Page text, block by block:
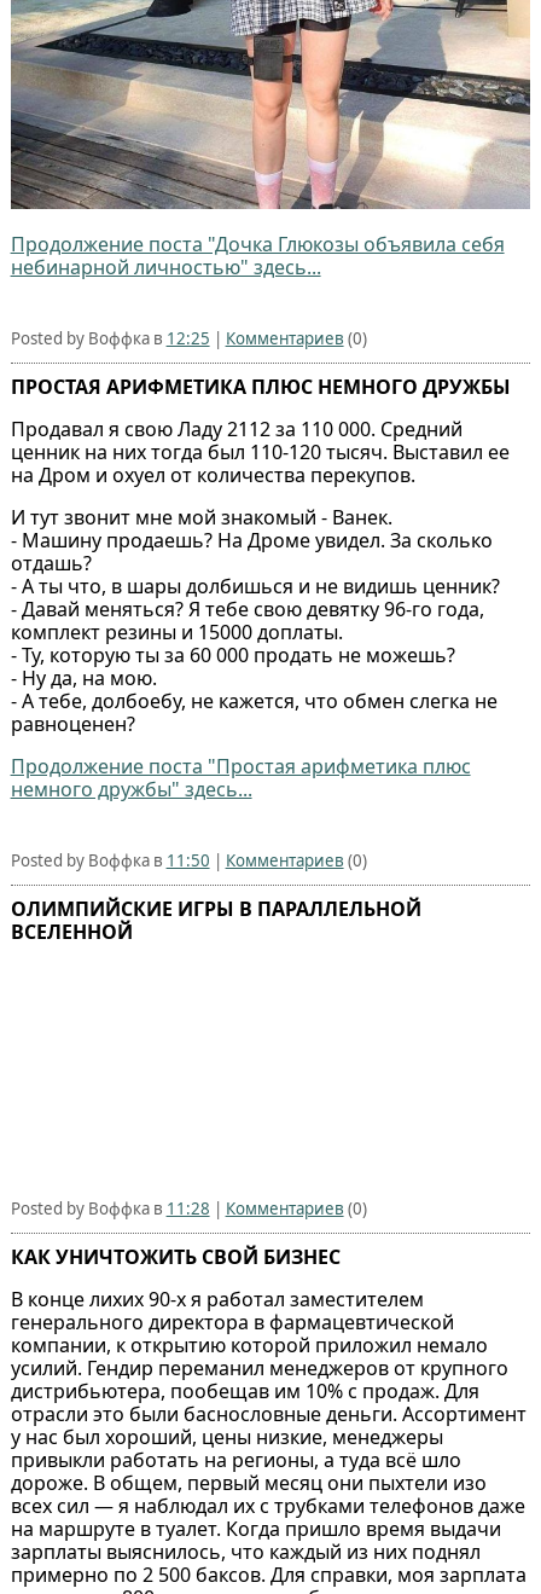
Продолжение поста "Дочка Глюкозы объявила себя
небинарной личностью" здесь...
Posted by Воффка в 12:25 | Комментариев (0)
ПРОСТАЯ АРИФМЕТИКА ПЛЮС НЕМНОГО ДРУЖБЫ
Продавал я свою Ладу 2112 за 110 000. Средний
ценник на них тогда был 110-120 тысяч. Выставил ее
на Дром и охуел от количества перекупов.
И тут звонит мне мой знакомый - Ванек.
- Машину продаешь? На Дроме увидел. За сколько
отдашь?
- А ты что, в шары долбишься и не видишь ценник?
- Давай меняться? Я тебе свою девятку 96-го года,
комплект резины и 15000 доплаты.
- Ту, которую ты за 60 000 продать не можешь?
- Ну да, на мою.
- А тебе, долбоебу, не кажется, что обмен слегка не
равноценен?
Продолжение поста "Простая арифметика плюс
немного дружбы" здесь...
Posted by Воффка в 11:50 | Комментариев (0)
ОЛИМПИЙСКИЕ ИГРЫ В ПАРАЛЛЕЛЬНОЙ
ВСЕЛЕННОЙ
Posted by Воффка в 11:28 | Комментариев (0)
КАК УНИЧТОЖИТЬ СВОЙ БИЗНЕС
В конце лихих 90-х я работал заместителем
генерального директора в фармацевтической
компании, к открытию которой приложил немало
усилий. Гендир переманил менеджеров от крупного
дистрибьютера, пообещав им 10% с продаж. Для
отрасли это были баснословные деньги. Ассортимент
у нас был хороший, цены низкие, менеджеры
привыкли работать на регионы, а туда всё шло
дороже. В общем, первый месяц они пыхтели изо
всех сил — я наблюдал их с трубками телефонов даже
на маршруте в туалет. Когда пришло время выдачи
зарплаты выяснилось, что каждый из них поднял
примерно по 2 500 баксов. Для справки, моя зарплата